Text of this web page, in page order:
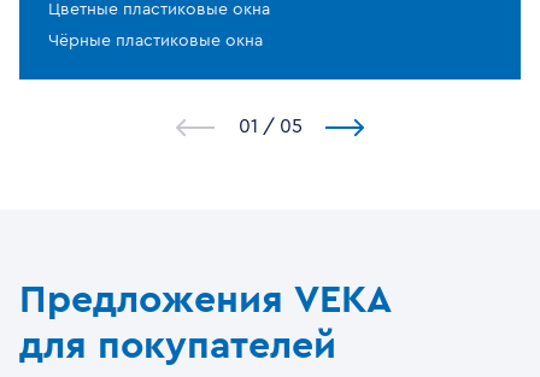
Цветные пластиковые окна
Чёрные пластиковые окна
1 / 5
Предложения VEKA
для покупателей